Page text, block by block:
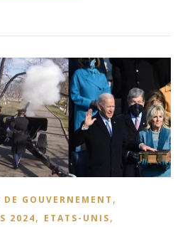
GOUVERNEMENT ,
2024, ETATS-UNIS,